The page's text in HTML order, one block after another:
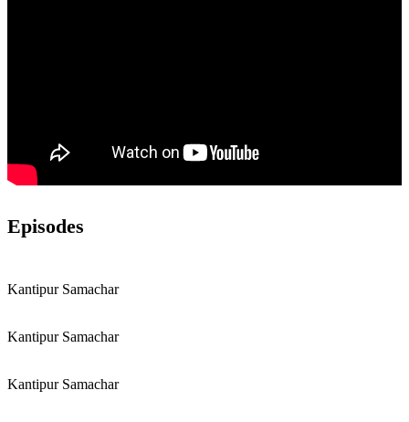
Episodes
Kantipur Samachar
Kantipur Samachar
Kantipur Samachar